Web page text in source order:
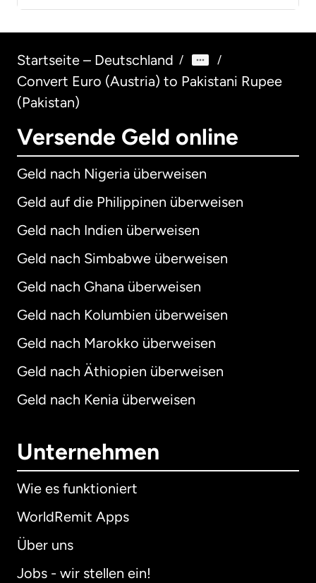
Startseite – Deutschland / /
Convert Euro (Austria) to Pakistani Rupee
(Pakistan)
Versende Geld online
Geld nach Nigeria überweisen
Geld auf die Philippinen überweisen
Geld nach Indien überweisen
Geld nach Simbabwe überweisen
Geld nach Ghana überweisen
Geld nach Kolumbien überweisen
Geld nach Marokko überweisen
Geld nach Äthiopien überweisen
Geld nach Kenia überweisen
Unternehmen
Wie es funktioniert
WorldRemit Apps
Über uns
Jobs - wir stellen ein!